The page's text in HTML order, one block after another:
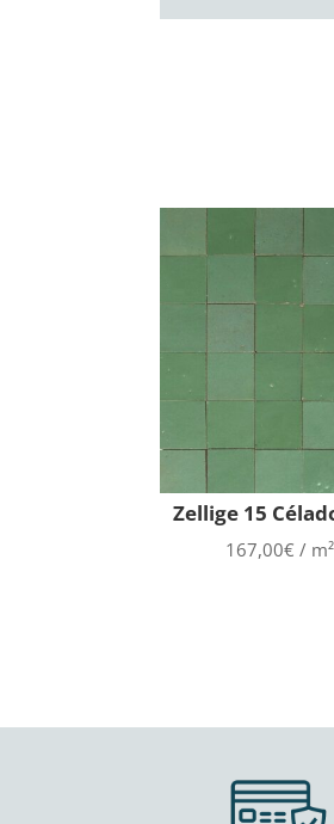
Zellige 15
167,00€ /